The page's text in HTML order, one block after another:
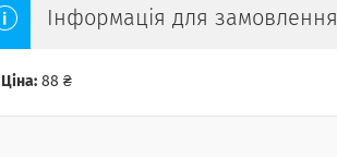
Інформація для замовлення
Ціна: 88 ₴